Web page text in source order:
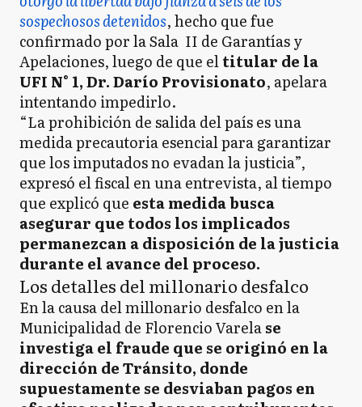
sospechosos detenidos, hecho que fue
confirmado por la Sala II de Garantías y
Apelaciones, luego de que eltitular de la
UFI N° 1, Dr. Darío Provisionato, apelara
intentando impedirlo.
“La prohibición de salida del país es una
medida precautoria esencial para garantizar
que los imputados no evadan la justicia”,
expresó el fiscal en una entrevista, al tiempo
que explicó que esta medida busca
asegurar que todos los implicados
permanezcan a disposición de la justicia
durante el avance del proceso.
Los detalles del millonario desfalco
En la causa del millonario desfalco en la
Municipalidad de Florencio Varelase
investiga el fraude que se originó en la
dirección de Tránsito, donde
supuestamente se desviaban pagos en